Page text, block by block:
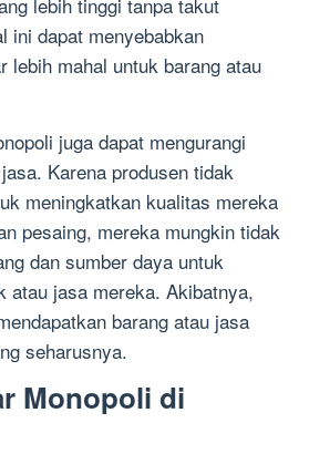
ini dapat menyebabkan
lebih mahal untuk barang atau
juga dapat mengurangi
Karena produsen tidak
meningkatkan kualitas mereka
pesaing, mereka mungkin tidak
dan sumber daya untuk
atau jasa mereka. Akibatnya,
barang atau jasa
seharusnya.
Monopoli di